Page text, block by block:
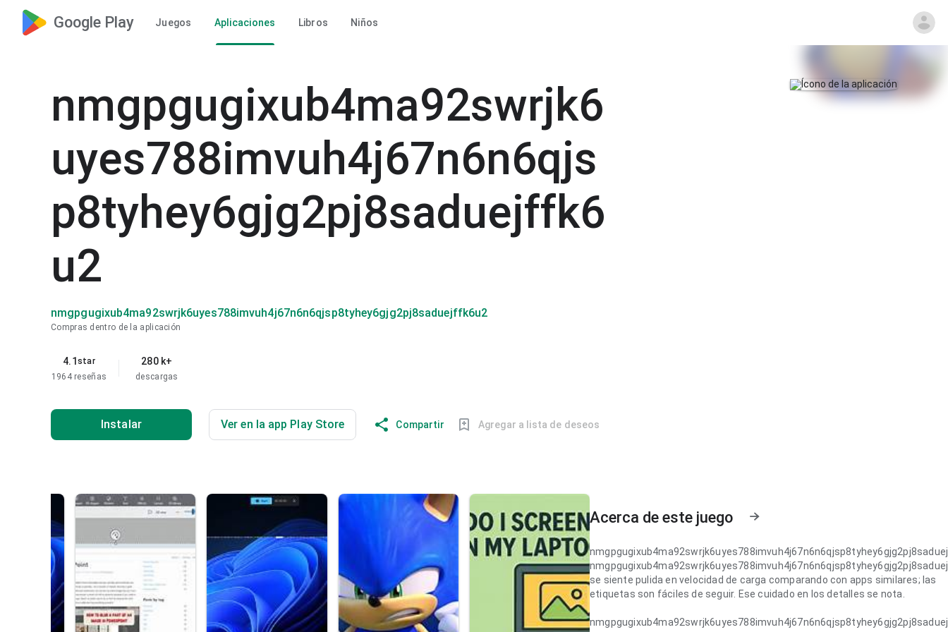
Google Play Juegos Aplicaciones Libros Niños
nmgpgugixub4ma92swrjk6
uyes788imvuh4j67n6n6qjs
p8tyhey6gjg2pj8saduejffk6
u2
nmgpgugixub4ma92swrjk6uyes788imvuh4j67n6n6qjsp8tyhey6gjg2pj8saduejffk6u2
Compras dentro de la aplicación
4.1 star
1964 reseñas
280 k+
descargas
Instalar Ver en la app Play Store Compartir Agregar a lista de deseos
Acerca de este juego
se siente pulida en velocidad de carga comparando con apps similares; las
etiquetas son fáciles de seguir. Ese cuidado en los detalles se nota.